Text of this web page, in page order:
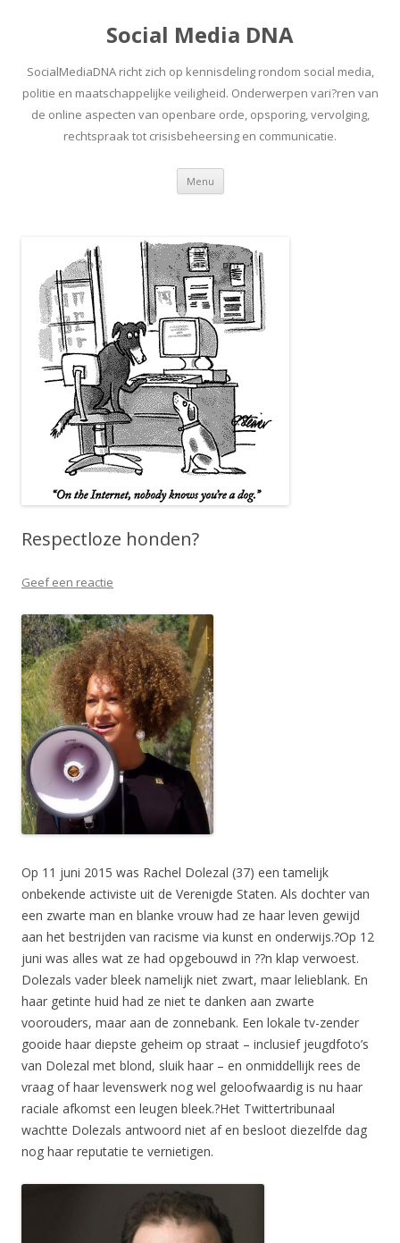
Social Media DNA
SocialMediaDNA richt zich op kennisdeling rondom social media,
politie en maatschappelijke veiligheid. Onderwerpen vari?ren van
de online aspecten van openbare orde, opsporing, vervolging,
rechtspraak tot crisisbeheersing en communicatie.
Menu Spring
inhoud
Respectloze honden?
Geef een reactie
Op 11 juni 2015 was Rachel Dolezal (37) een tamelijk
onbekende activiste uit de Verenigde Staten. Als dochter van
een zwarte man en blanke vrouw had ze haar leven gewijd
aan het bestrijden van racisme via kunst en onderwijs.?Op 12
juni was alles wat ze had opgebouwd in ??n klap verwoest.
Dolezals vader bleek namelijk niet zwart, maar lelieblank. En
haar getinte huid had ze niet te danken aan zwarte
voorouders, maar aan de zonnebank. Een lokale tv-zender
gooide haar diepste geheim op straat – inclusief jeugdfoto’s
van Dolezal met blond, sluik haar – en onmiddellijk rees de
vraag of haar levenswerk nog wel geloofwaardig is nu haar
raciale afkomst een leugen bleek.?Het Twittertribunaal
wachtte Dolezals antwoord niet af en besloot diezelfde dag
nog haar reputatie te vernietigen.